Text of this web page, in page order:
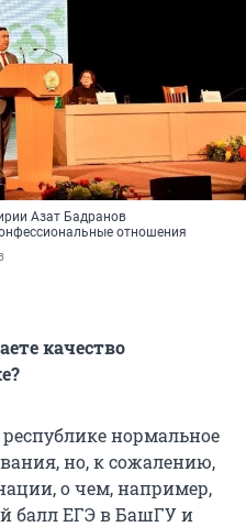
Азат Бадранов
отношения
качество
нормальное
но, к сожалению,
о чем, например,
балл ЕГЭ в БашГУ и